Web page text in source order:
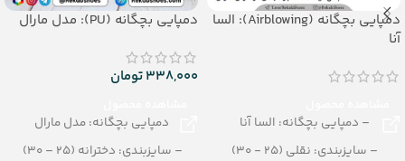
دمپایی بچگانه (Airblowing): السا
آنا
– دمپایی بچگانه: السا آنا
– سایزبندی: نقلی (25 - 30)
دمپایی بچگانه (PU): مدل مارال
338,000تومان
دمپایی بچگانه: مدل مارال
– سایزبندی: دخترانه (25 – 30)